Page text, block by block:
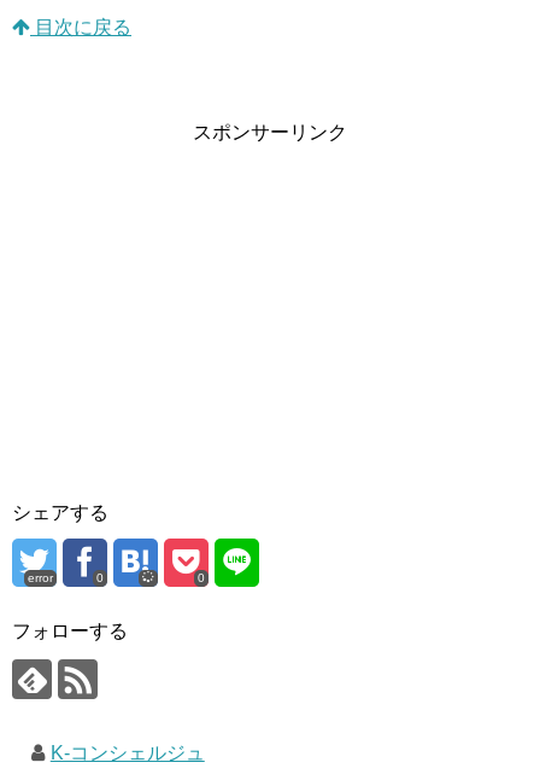
目次に戻る
スポンサーリンク
シェアする
error 0 0
フォローする
K-コンシェルジュ